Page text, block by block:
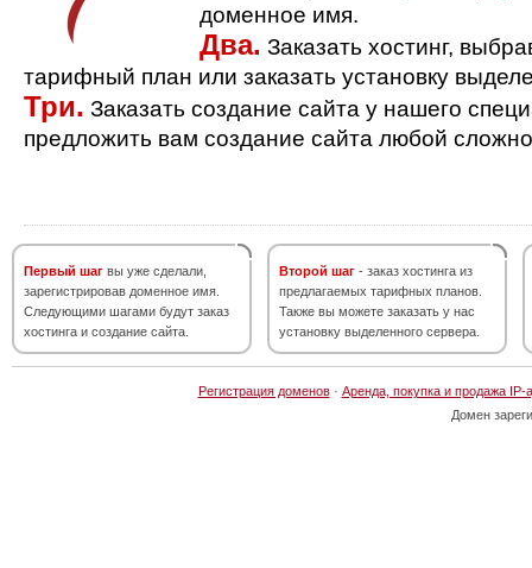
доменное имя.
Два. Заказать хостинг,
тарифный план или заказать установку
Три. Заказать создание сайта у нашего
предложить вам создание сайта любой
Первый шаг вы уже сделали,
зарегистрировав доменное имя.
Следующими шагами будут заказ
хостинга и создание сайта.
Второй шаг - заказ хостинга из
предлагаемых тарифных планов.
Также вы можете заказать у нас
установку выделенного сервера.
Регистрация доменов· Аренда, покупка и продажа IP-
Домен